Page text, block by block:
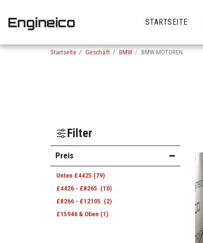
Engineico STARTSEITE
Startseite Geschäft BMW BMW-MOTOREN
Filter
Preis
Unten £4425 (79)
£4426 - £8265 (10)
£8266 - £12105 (2)
£15946 & Oben (1)